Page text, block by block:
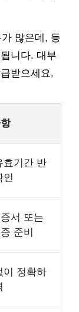
많은데, 등
니다. 대부
받으세요.
효기간 반
인
서 또는
준비
이 정확하